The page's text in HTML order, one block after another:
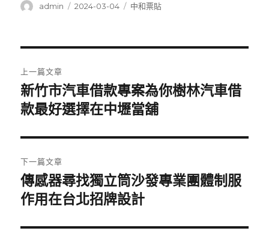
作
admin
發
2024-03-04
分
中和票貼
章
導
覽
上一篇文章
上
一
文
章:
新竹市汽車借款專案為你樹林汽車借
款最好選擇在中壢當舖
下一篇文章
下
一
文
傳感器尋找獨立筒沙發專業團體制服
作用在台北招牌設計